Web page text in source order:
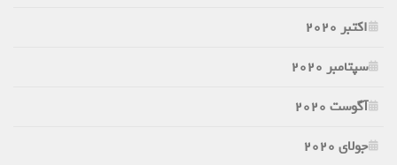
اکتبر 2020
سپتامبر 2020
آگوست 2020
جولای 2020